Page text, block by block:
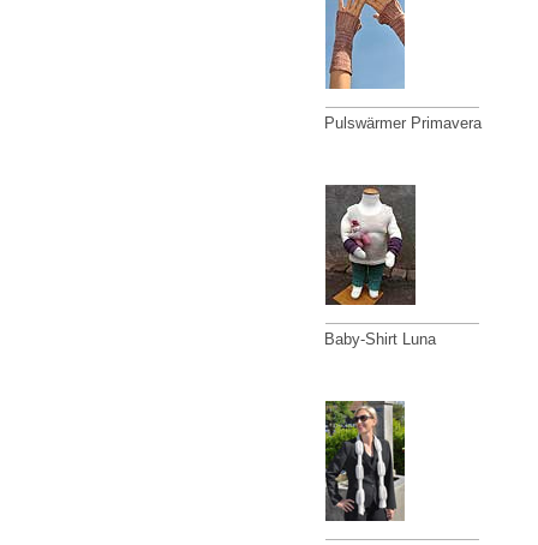
Pulswärmer Primavera
Baby-Shirt Luna